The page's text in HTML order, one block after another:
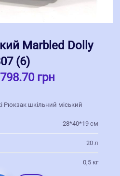
Marbled Dolly
(6)
798.70 грн
Рюкзак шкільний міський
28*40*19 см
20 л
0,5 кг